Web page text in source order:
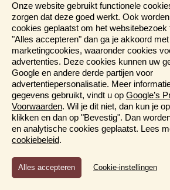
Bezoek aan de spectaculaire
Iguazu-watervallen
Papegaaien, reuzenotters,
werelds grootste draslandgebied:
Strandeinde aan de witte
voormalige pirateneiland Ilha
Bewaren
Bekijk reis
Onze website gebruikt functionele
zorgen dat deze goed werkt. Ook
cookies geplaatst om het websitebezoek
"Alles accepteren" dan ga je akkoord
marketingcookies, waaronder cookies
advertenties. Deze cookies kunnen uw
Google en andere derde partijen voor
advertentiepersonalisatie. Meer
gegevens gebruikt, vindt u op Google’s
Voorwaarden. Wil je dit niet, dan kun je
klikken en dan op "Bevestig". Dan
en analytische cookies geplaatst. Lees
cookiebeleid.
Functioneel en Analytisch
Cookies die er voor zorgen dat de
Cookie-instellingen